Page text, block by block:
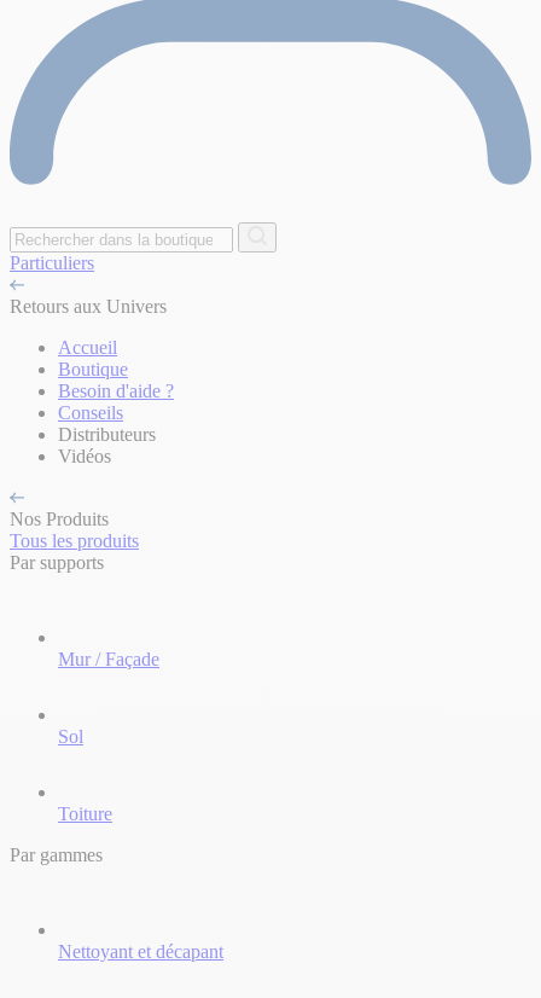
Particuliers
Retours aux Univers
Accueil
Boutique
Besoin d'aide ?
Conseils
Distributeurs
Vidéos
Nos Produits
Tous les produits
Par supports
Mur / Façade
Sol
Toiture
Par gammes
Nettoyant et décapant